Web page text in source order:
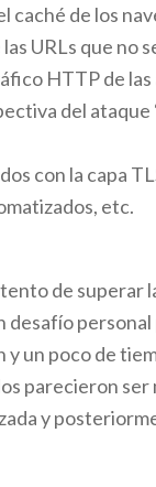
caché de los
URLs que no
HTTP de las
del ataque
con la capa
etc.
de superar
personal
un poco de
parecieron ser
y